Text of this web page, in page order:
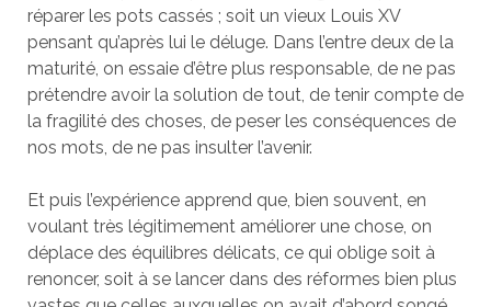
réparer les pots cassés ; soit un vieux Louis XV
pensant qu’après lui le déluge. Dans l’entre deux de la
maturité, on essaie d’être plus responsable, de ne pas
prétendre avoir la solution de tout, de tenir compte de
la fragilité des choses, de peser les conséquences de
nos mots, de ne pas insulter l’avenir.
Et puis l’expérience apprend que, bien souvent, en
voulant très légitimement améliorer une chose, on
déplace des équilibres délicats, ce qui oblige soit à
renoncer, soit à se lancer dans des réformes bien plus